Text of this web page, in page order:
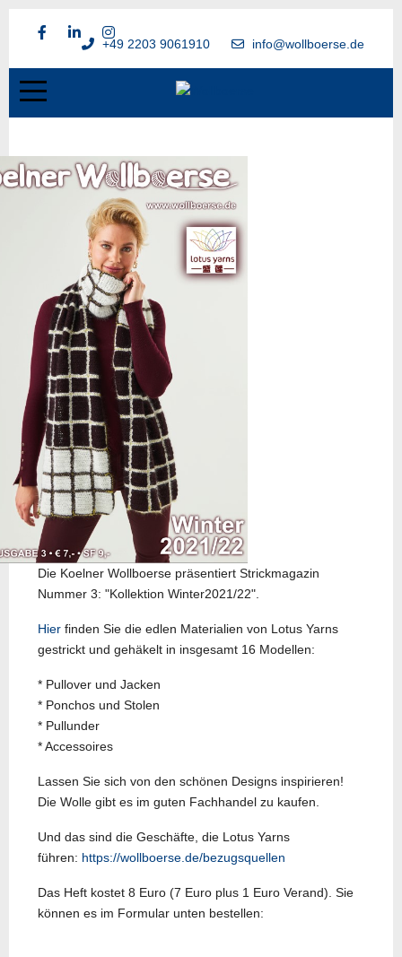
+49 2203 9061910 info@wollboerse.de
Die Koelner Wollboerse präsentiert Strickmagazin
Nummer 3: "Kollektion Winter2021/22".
Hier finden Sie die edlen Materialien von Lotus Yarns
gestrickt und gehäkelt in insgesamt 16 Modellen:
* Pullover und Jacken
* Ponchos und Stolen
* Pullunder
* Accessoires
Lassen Sie sich von den schönen Designs inspirieren!
Die Wolle gibt es im guten Fachhandel zu kaufen.
Und das sind die Geschäfte, die Lotus Yarns
führen: https://wollboerse.de/bezugsquellen
Das Heft kostet 8 Euro (7 Euro plus 1 Euro Verand). Sie
können es im Formular unten bestellen: